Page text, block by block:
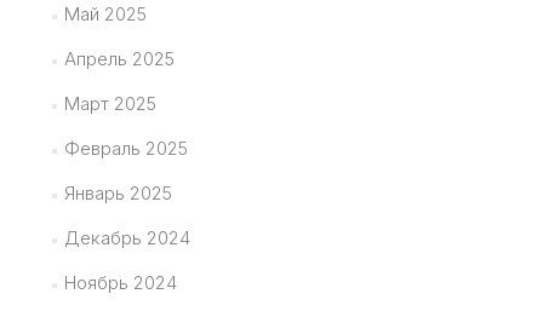
Май 2025
Апрель 2025
Март 2025
Февраль 2025
Январь 2025
Декабрь 2024
Ноябрь 2024